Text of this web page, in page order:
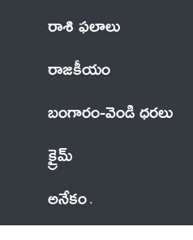
రాశి ఫలాలు
రాజకీయం
బంగారం-వెండి ధరలు
క్రైమ్
అనేకం